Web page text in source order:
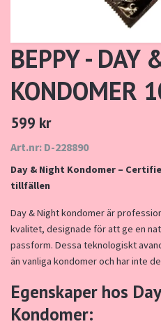
BEPPY - DAY
KONDOMER
599 kr
Art.nr: D-228890
Day & Night Kondomer –
tillfällen
Day & Night kondomer är
kvalitet, designade för att ge en
passform. Dessa teknologiskt
än vanliga kondomer och har inte
Egenskaper hos
Kondomer: